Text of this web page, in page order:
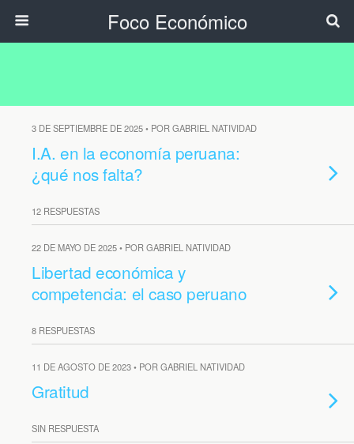
Foco Económico
3 DE SEPTIEMBRE DE 2025 • POR GABRIEL NATIVIDAD
I.A. en la economía peruana:
¿qué nos falta?
12 RESPUESTAS
22 DE MAYO DE 2025 • POR GABRIEL NATIVIDAD
Libertad económica y
competencia: el caso peruano
8 RESPUESTAS
11 DE AGOSTO DE 2023 • POR GABRIEL NATIVIDAD
Gratitud
SIN RESPUESTA